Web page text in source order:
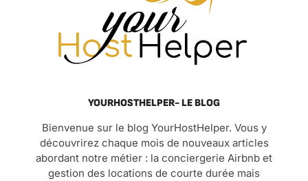
YOURHOSTHELPER- LE BLOG
Bienvenue sur le blog YourHostHelper. Vous y
découvrirez chaque mois de nouveaux articles
abordant notre métier : la conciergerie Airbnb et
gestion des locations de courte durée mais